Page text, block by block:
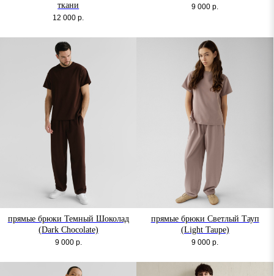
ткани
12 000 р.
9 000 р.
прямые брюки Темный Шоколад
(Dark Chocolate)
9 000 р.
прямые брюки Светлый Тауп
(Light Taupe)
9 000 р.